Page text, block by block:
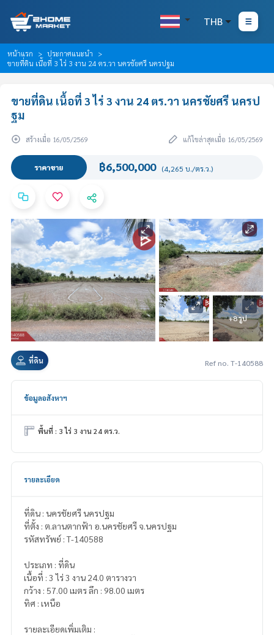
THB
หน้าแรก
ประกาศแนะนำ
ขายที่ดิน เนื้อที่ 3 ไร่ 3 งาน 24 ตร.วา นครชัยศรี นครปฐม
ขายที่ดิน เนื้อที่ 3 ไร่ 3 งาน 24 ตร.วา นครชัยศรี นครป
ฐม
สร้างเมื่อ 16/05/2569 แก้ไขล่าสุดเมื่อ 16/05/2569
ราคาขาย ฿6,500,000 (4,265 บ./ตร.ว.)
+8 รูป
ที่ดิน Ref no. T-140588
ข้อมูลอสังหาฯ
พื้นที่ : 3 ไร่ 3 งาน 24 ตร.ว.
รายละเอียด
ที่ดิน : นครชัยศรี นครปฐม
ที่ตั้ง : ต.ลานตากฟ้า อ.นครชัยศรี จ.นครปฐม
รหัสทรัพย์ : T-140588
ประเภท : ที่ดิน
เนื้อที่ : 3 ไร่ 3 งาน 24.0 ตารางวา
กว้าง : 57.00 เมตร ลึก : 98.00 เมตร
ทิศ : เหนือ
รายละเอียดเพิ่มเติม :